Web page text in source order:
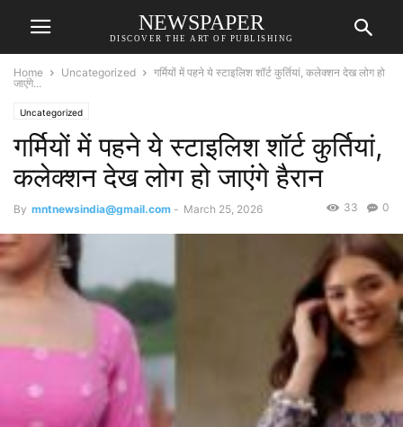
NEWSPAPER
DISCOVER THE ART OF PUBLISHING
Home Uncategorized
गर्मियों में पहने ये स्टाइलिश शॉर्ट कुर्तियां, कलेक्शन देख लोग हो
जाएंगे...
Uncategorized
गर्मियों में पहने ये स्टाइलिश शॉर्ट कुर्तियां,
कलेक्शन देख लोग हो जाएंगे हैरान
By mntnewsindia@gmail.com - March 25, 2026 0
33